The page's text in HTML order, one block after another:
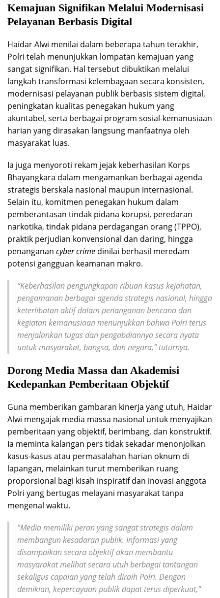
Kemajuan Signifikan Melalui Modernisasi
Pelayanan Berbasis Digital
Haidar Alwi menilai dalam beberapa tahun terakhir,
Polri telah menunjukkan lompatan kemajuan yang
sangat signifikan. Hal tersebut dibuktikan melalui
langkah transformasi kelembagaan secara konsisten,
modernisasi pelayanan publik berbasis sistem digital,
peningkatan kualitas penegakan hukum yang
akuntabel, serta berbagai program sosial-kemanusiaan
harian yang dirasakan langsung manfaatnya oleh
masyarakat luas.
Ia juga menyoroti rekam jejak keberhasilan Korps
Bhayangkara dalam mengamankan berbagai agenda
strategis berskala nasional maupun internasional.
Selain itu, komitmen penegakan hukum dalam
pemberantasan tindak pidana korupsi, peredaran
narkotika, tindak pidana perdagangan orang (TPPO),
praktik perjudian konvensional dan daring, hingga
penanganan cyber crime dinilai berhasil meredam
potensi gangguan keamanan makro.
“Keberhasilan pengungkapan ribuan kasus kejahatan,
pengamanan berbagai agenda strategis nasional, hingga
keterlibatan aktif dalam penanganan bencana dan
kegiatan kemanusiaan menunjukkan bahwa Polri terus
menjalankan tugas dan pengabdiannya secara nyata
untuk masyarakat, bangsa, dan negara,” tuturnya.
Dorong Media Massa dan Akademisi
Kedepankan Pemberitaan Objektif
Guna memberikan gambaran kinerja yang utuh, Haidar
Alwi mengajak media massa nasional untuk menyajikan
pemberitaan yang objektif, berimbang, dan konstruktif.
Ia meminta kalangan pers tidak sekadar menonjolkan
kasus-kasus atau permasalahan harian oknum di
lapangan, melainkan turut memberikan ruang
proporsional bagi kisah inspiratif dan inovasi anggota
Polri yang bertugas melayani masyarakat tanpa
mengenal waktu.
“Media memiliki peran yang sangat strategis dalam
membangun kesadaran publik. Informasi yang
disampaikan secara objektif akan membantu
masyarakat melihat secara utuh berbagai tantangan
sekaligus capaian yang telah diraih Polri. Dengan
demikian, kepercayaan publik dapat terus diperkuat,”